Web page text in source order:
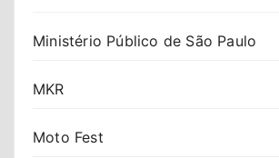
Ministério Público de São Paulo
MKR
Moto Fest